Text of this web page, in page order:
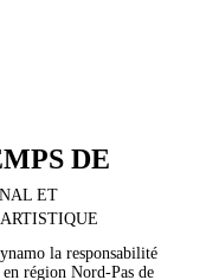
DE
ET
la responsabilité
région Nord-Pas de